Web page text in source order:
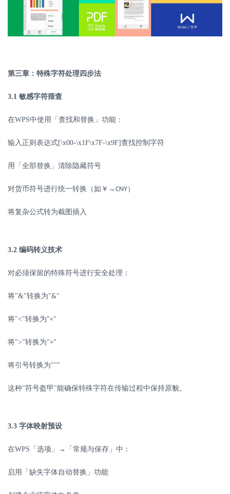
第三章：特殊字符处理四步法
3.1 敏感字符筛查
在WPS中使用「查找和替换」功能：
输入正则表达式[\x00-\x1F\x7F-\x9F]查找控制字符
用「全部替换」清除隐藏符号
对货币符号进行统一转换（如￥ → CNY）
将复杂公式转为截图插入
3.2 编码转义技术
对必须保留的特殊符号进行安全处理：
将"&"转换为"&"
将"<"转换为"<"
将">"转换为">"
将引号转换为"""
这种"符号盔甲 "能确保特殊字符在传输过程中保持原貌。
3.3 字体映射预设
在WPS 「选项」→「常规与保存」中：
启用「缺失字体自动替换」功能